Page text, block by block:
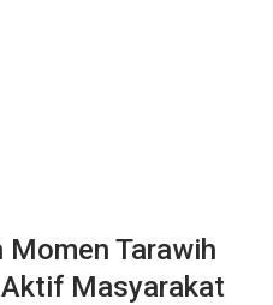
Tarawih
Masyarakat